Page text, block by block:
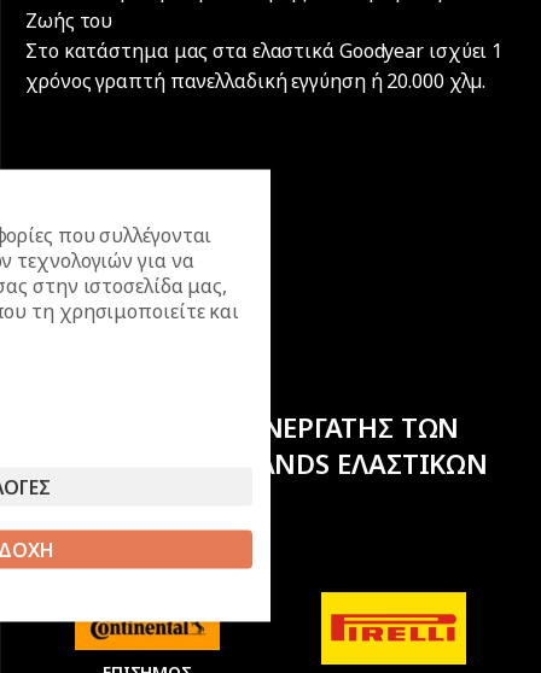
Ζωής του
Στο κατάστημα μας στα ελαστικά Goodyear ισχύει 1
χρόνος γραπτή πανελλαδική εγγύηση ή 20.000 χλµ.
ΕΠΙΣΗΜΟΣ ΣΥΝΕΡΓΑΤΗΣ ΤΩΝ
ΚΟΡΥΦΑΙΩΝ BRANDS ΕΛΑΣΤΙΚΩΝ
που συλλέγονται
τεχνολογιών για να
στην ιστοσελίδα μας,
τη χρησιμοποιείτε και